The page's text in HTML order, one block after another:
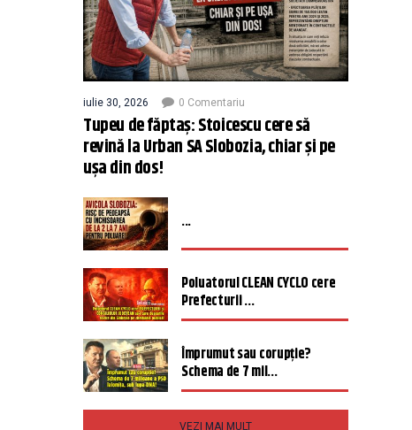
iulie 30, 2026 0 Comentariu
Tupeu de făptaș: Stoicescu cere să
revină la Urban SA Slobozia, chiar și pe
ușa din dos!
...
Poluatorul CLEAN CYCLO cere
Prefecturii ...
Împrumut sau corupție?
Schema de 7 mil...
VEZI MAI MULT